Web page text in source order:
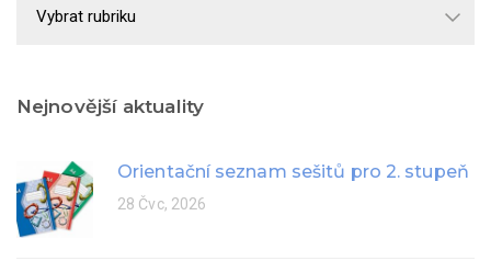
Nejnovější aktuality
Orientační seznam sešitů pro 2. stupeň
28 Čvc, 2026